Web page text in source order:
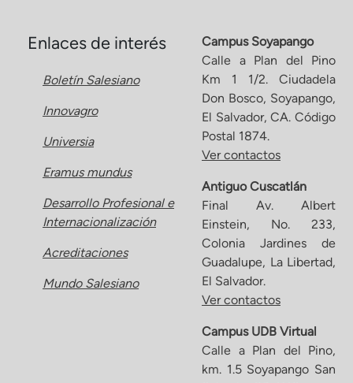
Políticas institucionales
Acreditaciones
Boletín de noticias
Enlaces de interés
Boletín Salesiano
Innovagro
Universia
Eramus mundus
Desarrollo Profesional e
Internacionalización
Acreditaciones
Mundo Salesiano
Campus Soyapango
Calle a Plan del Pino
Km 1 1/2. Ciudadela
Don Bosco, Soyapango,
El Salvador, CA. Código
Postal 1874.
Ver contactos
Antiguo Cuscatlán
Final Av. Albert
Einstein, No. 233,
Colonia Jardines de
Guadalupe, La Libertad,
El Salvador.
Ver contactos
Campus UDB Virtual
Calle a Plan del Pino,
km. 1.5 Soyapango San